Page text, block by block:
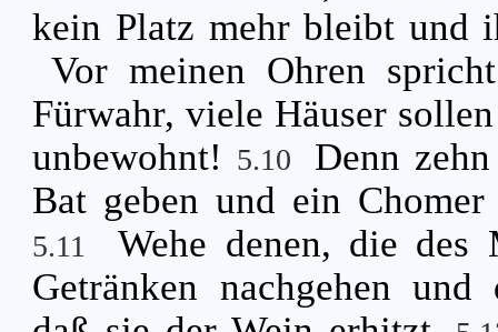
kein Platz mehr bleibt
Vor meinen Ohren
Fürwahr, viele Häuser
unbewohnt! 5.10
Denn
Bat geben und ein
5.11
Wehe denen, die des
Getränken nachgehen